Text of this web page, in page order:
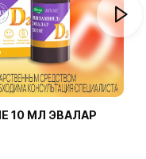
10 МЛ ЭВАЛАР